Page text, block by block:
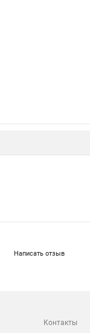
Написать отзыв
Контакты